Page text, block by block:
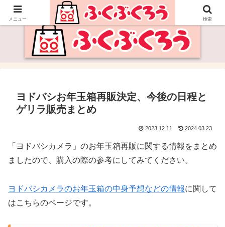
福袋・セールの情報サイト
ヨドバシお年玉箱再販決定、今後の日程と
ゲリラ販売まとめ
2023.12.11 2024.03.23
「ヨドバシカメラ」のお年玉箱再販に関する情報をまとめ
ましたので、購入の際の参考にしてみてください。
ヨドバシカメラのお年玉箱の中身予想などの情報に関して
はこちらのページです。
メニュー 検索